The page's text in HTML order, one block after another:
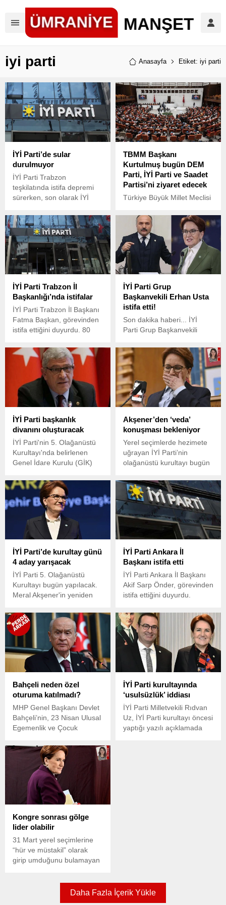
iyi parti Anasayfa Etiket: iyi parti
İYİ Parti’de sular
durulmuyor
İYİ Parti Trabzon
teşkilatında istifa depremi
sürerken, son olarak İYİ
Başkanlığı’nda yaşanan
istifalar nedeniyle ilçe
yönetimi de düştü.
TBMM Başkanı
Kurtulmuş bugün DEM
Parti, İYİ Parti ve Saadet
Partisi’ni ziyaret edecek
Türkiye Büyük Millet Meclisi
Kurtulmuş, yeni anayasa
için siyasi partileri ziyaretine
bugün DEM Parti, Saadet
Partisi ve İYİ Parti ile devam
edecek.
İYİ Parti Trabzon İl
Başkanlığı’nda istifalar
İYİ Parti Trabzon İl Başkanı
Fatma Başkan, görevinden
istifa ettiğini duyurdu. 80
Yönetim Kurulu'ndan 62
isim de istifa etti. İstifalar
üzerine İl Başkanı Fatma
Başkan'ın yönetimi düştü.
İYİ Parti Grup
Başkanvekili Erhan Usta
istifa etti!
Son dakika haberi... İYİ
Parti Grup Başkanvekili
istifa ettiğini duyurdu.
İYİ Parti başkanlık
divanını oluşturacak
İYİ Parti'nin 5. Olağanüstü
Kurultayı'nda belirlenen
Genel İdare Kurulu (GİK)
toplantıda, partinin
Başkanlık Divanı
oluşturulacak.
Akşener’den ‘veda’
konuşması bekleniyor
Yerel seçimlerde hezimete
uğrayan İYİ Parti’nin
olağanüstü kurultayı bugün
İYİ Parti’de kurultay günü
4 aday yarışacak
İYİ Parti 5. Olağanüstü
Kurultayı bugün yapılacak.
Meral Akşener'in yeniden
açıkladığı kurultayda 4 aday
genel başkanlık için
yarışacak. Ankara Ticaret
Odası (ATO)
Congresium'daki kurultaya
seyirci alınmayacak.
İYİ Parti Ankara İl
Başkanı istifa etti
İYİ Parti Ankara İl Başkanı
Akif Sarp Önder, görevinden
istifa ettiğini duyurdu.
Bahçeli neden özel
oturuma katılmadı?
MHP Genel Başkanı Devlet
Bahçeli’nin, 23 Nisan Ulusal
Egemenlik ve Çocuk
açılışının 104. yıldönümü
nedeniyle düzenlenen özel
oturuma katılmaması dikkat
çekmişti. Bahçeli’nin
oturuma katılmama
nedeninin hem DEM
bulunan Mardin ve
Diyarbakır büyükşehir
belediyelerinde yaşanan
krizler olduğu hem de
Meclis’te tutuklu TİP Hatay
İYİ Parti kurultayında
‘usulsüzlük’ iddiası
İYİ Parti Milletvekili Rıdvan
Uz, İYİ Parti kurultayı öncesi
yaptığı yazılı açıklamada
Kongre sonrası gölge
lider olabilir
31 Mart yerel seçimlerine
“hür ve müstakil” olarak
girip umduğunu bulamayan
olağanüstü kongreyeDaha Fazla İçerik Yükle